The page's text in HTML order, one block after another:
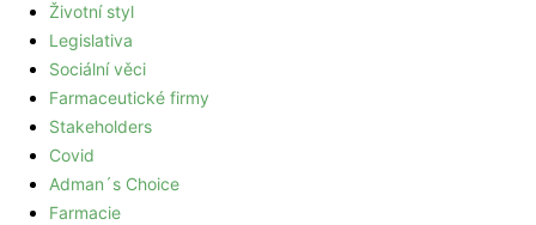
Životní styl
Legislativa
Sociální věci
Farmaceutické firmy
Stakeholders
Covid
Adman´s Choice
Farmacie